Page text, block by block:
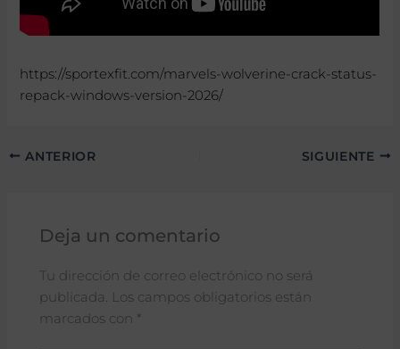
https://sportexfit.com/marvels-wolverine-crack-status-
repack-windows-version-2026/
ANTERIOR SIGUIENTE
Deja un comentario
Tu dirección de correo electrónico no será
publicada. Los campos obligatorios están
marcados con *